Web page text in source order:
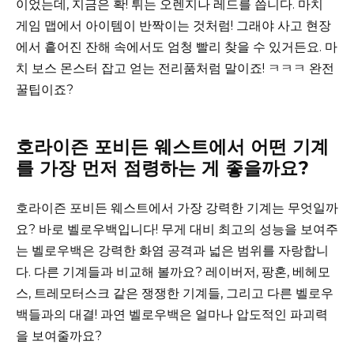
이었는데, 지금은 확! 튀는 오렌지나 레드를 씁니다. 마치
게임 맵에서 아이템이 반짝이는 것처럼! 그래야 사고 현장
에서 흩어진 잔해 속에서도 엄청 빨리 찾을 수 있거든요. 마
치 보스 몬스터 잡고 얻는 전리품처럼 말이죠! ㅋㅋㅋ 완전
꿀팁이죠?
호라이즌 포비든 웨스트에서 어떤 기계
를 가장 먼저 점령하는 게 좋을까요?
호라이즌 포비든 웨스트에서 가장 강력한 기계는 무엇일까
요? 바로 벨로우백입니다! 무게 대비 최고의 성능을 보여주
는 벨로우백은 강력한 화염 공격과 넓은 범위를 자랑합니
다. 다른 기계들과 비교해 볼까요? 레이버저, 팡혼, 베헤모
스, 트레모터스크 같은 쟁쟁한 기계들, 그리고 다른 벨로우
백들과의 대결! 과연 벨로우백은 얼마나 압도적인 파괴력
을 보여줄까요?